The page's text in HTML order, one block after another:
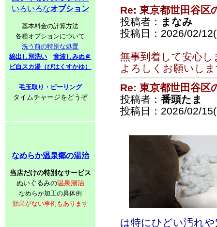
いろいろなオプション
基本料金の計算方法
各種オプションについて
洗う前の特別な処置
綿出し別洗い
音波しみぬき
ビ白スカ湯（びはくすかゆ）
毛玉取り・ピーリング
タイムチャージをどうぞ
なめらか温泉郷の湯治
当店だけの特別なサービス
ぬいぐるみの温泉湯治
なめらか加工の具体例
効果がない事例もあります
Re: 東京都世田谷区
投稿者： まなみ
投稿日：2026/02/
無事到着して安心し
よろしくお願いし
Re: 東京都世田谷区
投稿者： 番頭たま
投稿日：2026/02/
は特にひどい汚れ